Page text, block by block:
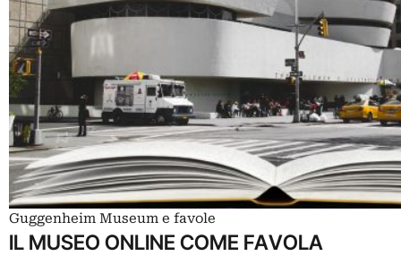
Guggenheim Museum e favole
IL MUSEO ONLINE COME FAVOLA